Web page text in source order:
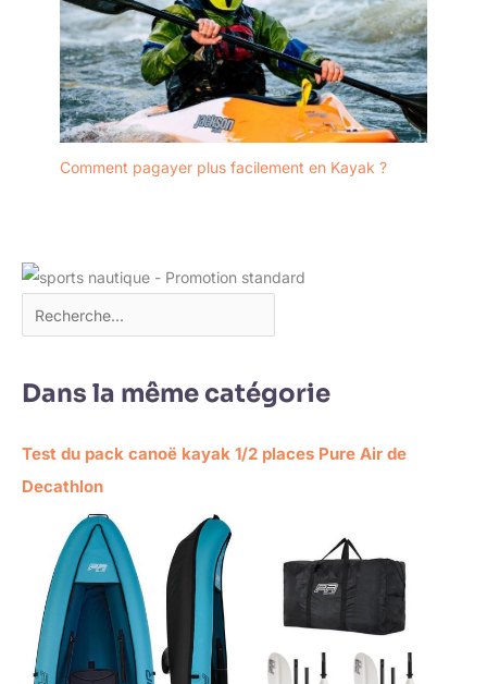
Comment pagayer plus facilement en Kayak ?
Dans la même catégorie
Test du pack canoë kayak 1/2 places Pure Air de
Decathlon